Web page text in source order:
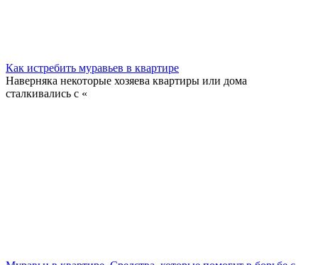
Как истребить муравьев в квартире
Наверняка некоторые хозяева квартиры или дома
сталкивались с «